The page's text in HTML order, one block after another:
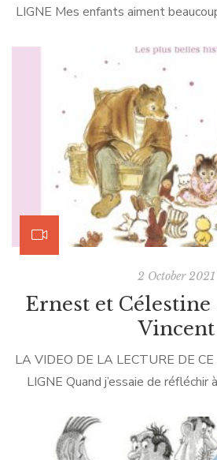
LIGNE Mes enfants aiment
la lune est, selon moi, avant tout
d’auteur : le voyage sur la lune
déplacements de l’enfant
2 October 2021
Ernest et
Vincent
LA VIDEO DE LA LECTURE DE
LIGNE Quand j’essaie de réfléchir
demande si ce n’est pas la série
Gabrielle Vincent. Je pense que sa